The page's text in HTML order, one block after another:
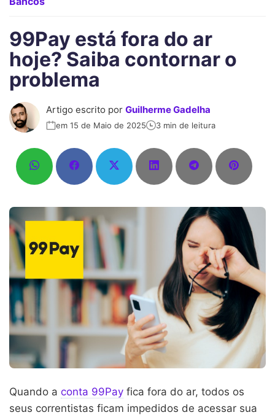
99Pay está fora do ar
hoje? Saiba contornar o
problema
Artigo escrito por Guilherme Gadelha
em 15 de Maio de 2025 3 min de leitura
Quando a conta 99Pay fica fora do ar, todos os
seus correntistas ficam impedidos de acessar sua